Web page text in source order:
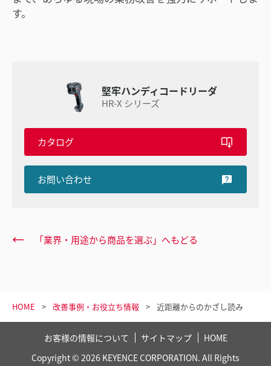
す。
堅牢ハンディコードリーダ
HR-X シリーズ
カタログ
お問い合わせ
「業界・用途から商品を選ぶ」へもどる
HOME 改善事例・お役立ち情報 近距離からのかざし読み
お客様の情報について サイトマップ
HOME
Copyright © 2026 KEYENCE CORPORATION. All Rights